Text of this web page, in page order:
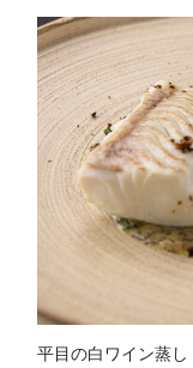
平目の白ワイン蒸